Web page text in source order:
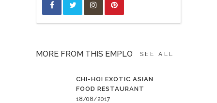
MORE FROM THIS EMPLOYERSEE ALL
CHI-HOI EXOTIC ASIAN
FOOD RESTAURANT
18/08/2017